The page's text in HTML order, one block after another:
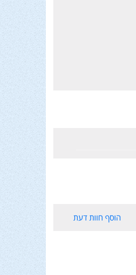
הוסף חוות דעת